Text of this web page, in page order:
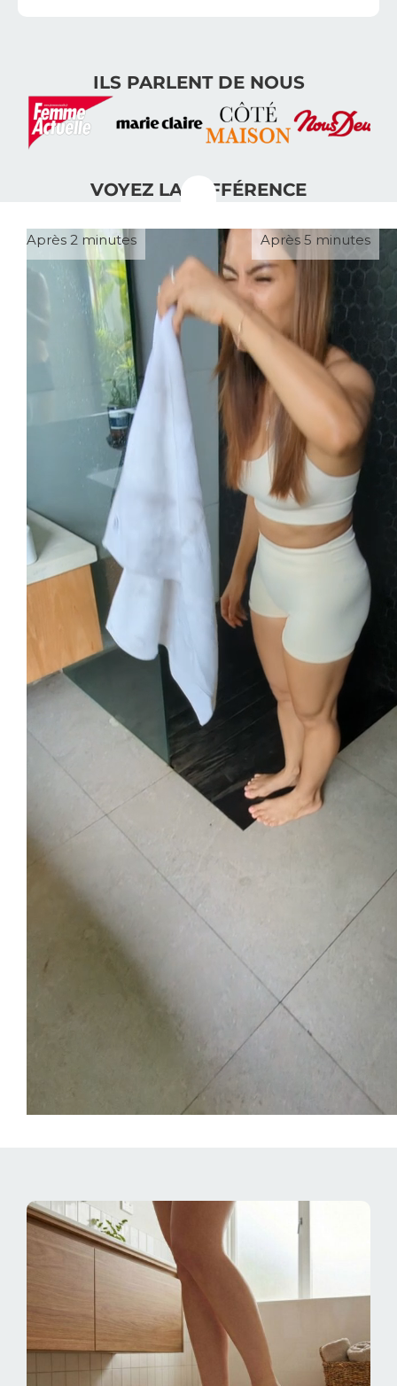
ILS PARLENT DE NOUS
VOYEZ LA DIFFÉRENCE
Après 2 minutes Après 5 minutes